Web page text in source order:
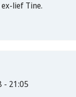
lief Tine.
- 21:05